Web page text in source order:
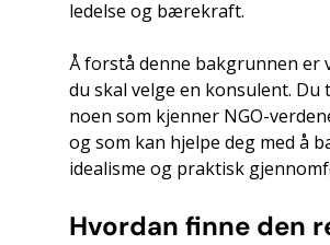
ledelse og bærekraft.
Å forstå denne bakgrunnen er
du skal velge en konsulent. Du
noen som kjenner NGO-
og som kan hjelpe deg med å
idealisme og praktisk
Hvordan finne den